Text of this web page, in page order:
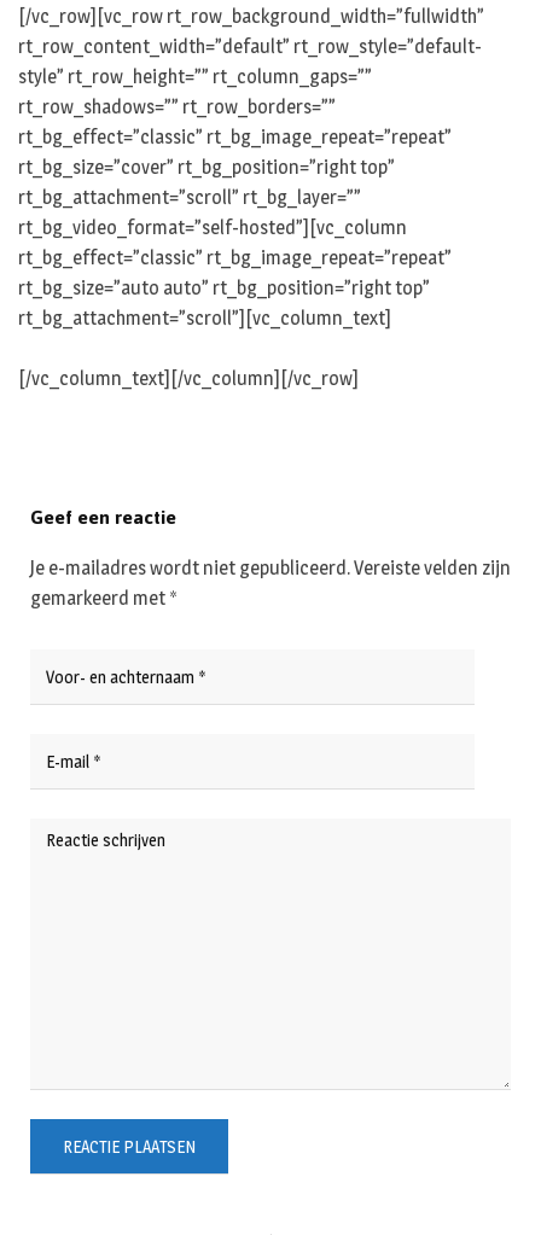
[/vc_row][vc_row rt_row_background_width=”fullwidth”
rt_row_content_width=”default” rt_row_style=”default-
style” rt_row_height=”” rt_column_gaps=””
rt_row_shadows=”” rt_row_borders=””
rt_bg_effect=”classic” rt_bg_image_repeat=”repeat”
rt_bg_size=”cover” rt_bg_position=”right top”
rt_bg_attachment=”scroll” rt_bg_layer=””
rt_bg_video_format=”self-hosted”][vc_column
rt_bg_effect=”classic” rt_bg_image_repeat=”repeat”
rt_bg_size=”auto auto” rt_bg_position=”right top”
rt_bg_attachment=”scroll”][vc_column_text]
[/vc_column_text][/vc_column][/vc_row]
Geef een reactie
Je e-mailadres wordt niet gepubliceerd.Vereiste velden zijn
gemarkeerd met *